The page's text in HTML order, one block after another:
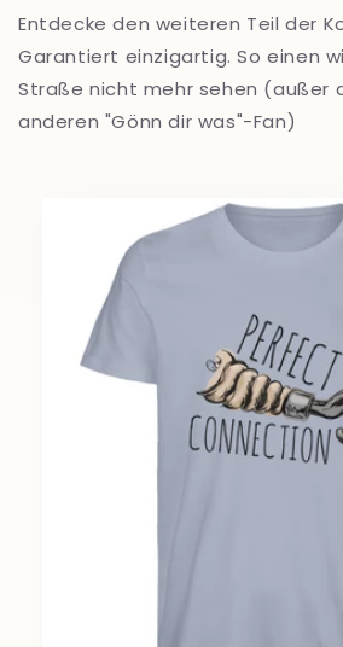
Entdecke den weiteren Teil der
Garantiert einzigartig. So einen
Straße nicht mehr sehen (außer
anderen "Gönn dir was"-Fan)